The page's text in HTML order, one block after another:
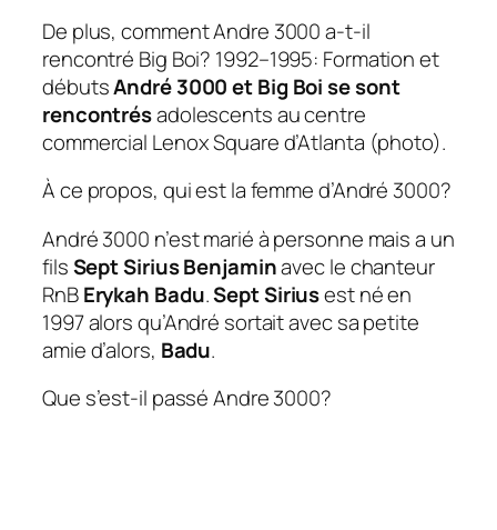
De plus, comment Andre 3000 a-t-il
rencontré Big Boi? 1992–1995: Formation et
débutsAndré 3000 et Big Boi se sont
rencontrésadolescents au centre
commercial Lenox Square d’Atlanta (photo).
À ce propos, qui est la femme d’André 3000?
André 3000 n’est marié à personne mais a un
filsSept Sirius Benjaminavec le chanteur
RnBErykah Badu.Sept Siriusest né en
1997 alors qu’André sortait avec sa petite
amie d’alors, Badu.
Que s’est-il passé Andre 3000?